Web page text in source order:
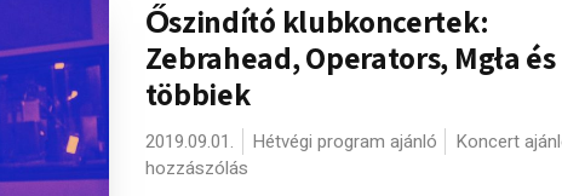
Őszindító klubkoncertek:
Zebrahead, Operators, Mgła és
többiek
2019.09.01. Hétvégi program ajánló Koncert
hozzászólás